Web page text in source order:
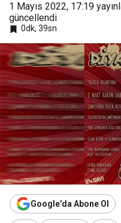
1 Mayıs 2022, 17:19
güncellendi
0dk, 39sn
Google'da Abone Ol